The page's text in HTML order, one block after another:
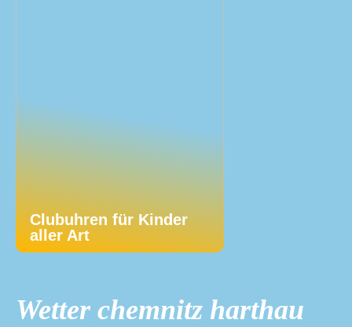
Clubuhren für Kinder
aller Art
Wetter chemnitz harthau